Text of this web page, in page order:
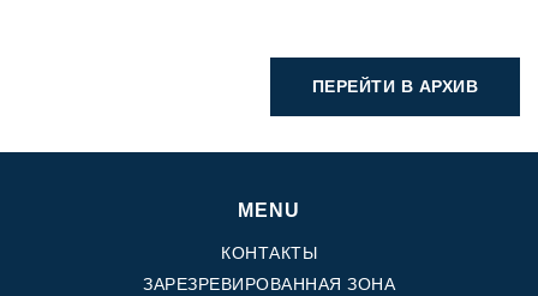
ПЕРЕЙТИ В АРХИВ
MENU
КОНТАКТЫ
ЗАРЕЗРЕВИРОВАННАЯ ЗОНА